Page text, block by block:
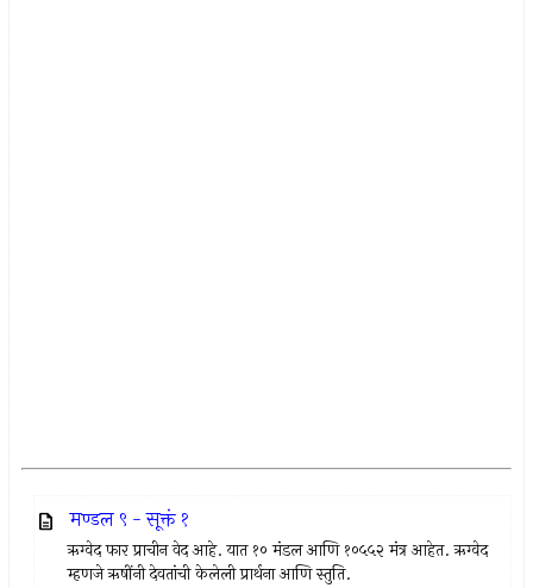
मण्डल ९ - सूक्तं १
ऋग्वेद फार प्राचीन वेद आहे. यात १० मंडल आणि १०५५२ मंत्र आहेत. ऋग्वेद
म्हणजे ऋषींनी देवतांची केलेली प्रार्थना आणि स्तुति.